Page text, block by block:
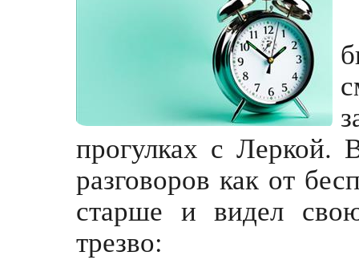
прогулках с Леркой.
разговоров как от
старше и видел
трезво: